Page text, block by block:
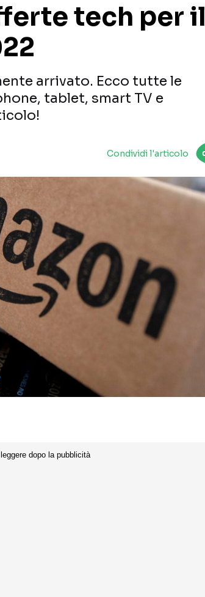
tech per il
arrivato. Ecco tutte le
tablet, smart TV e
Condividi l'articolo